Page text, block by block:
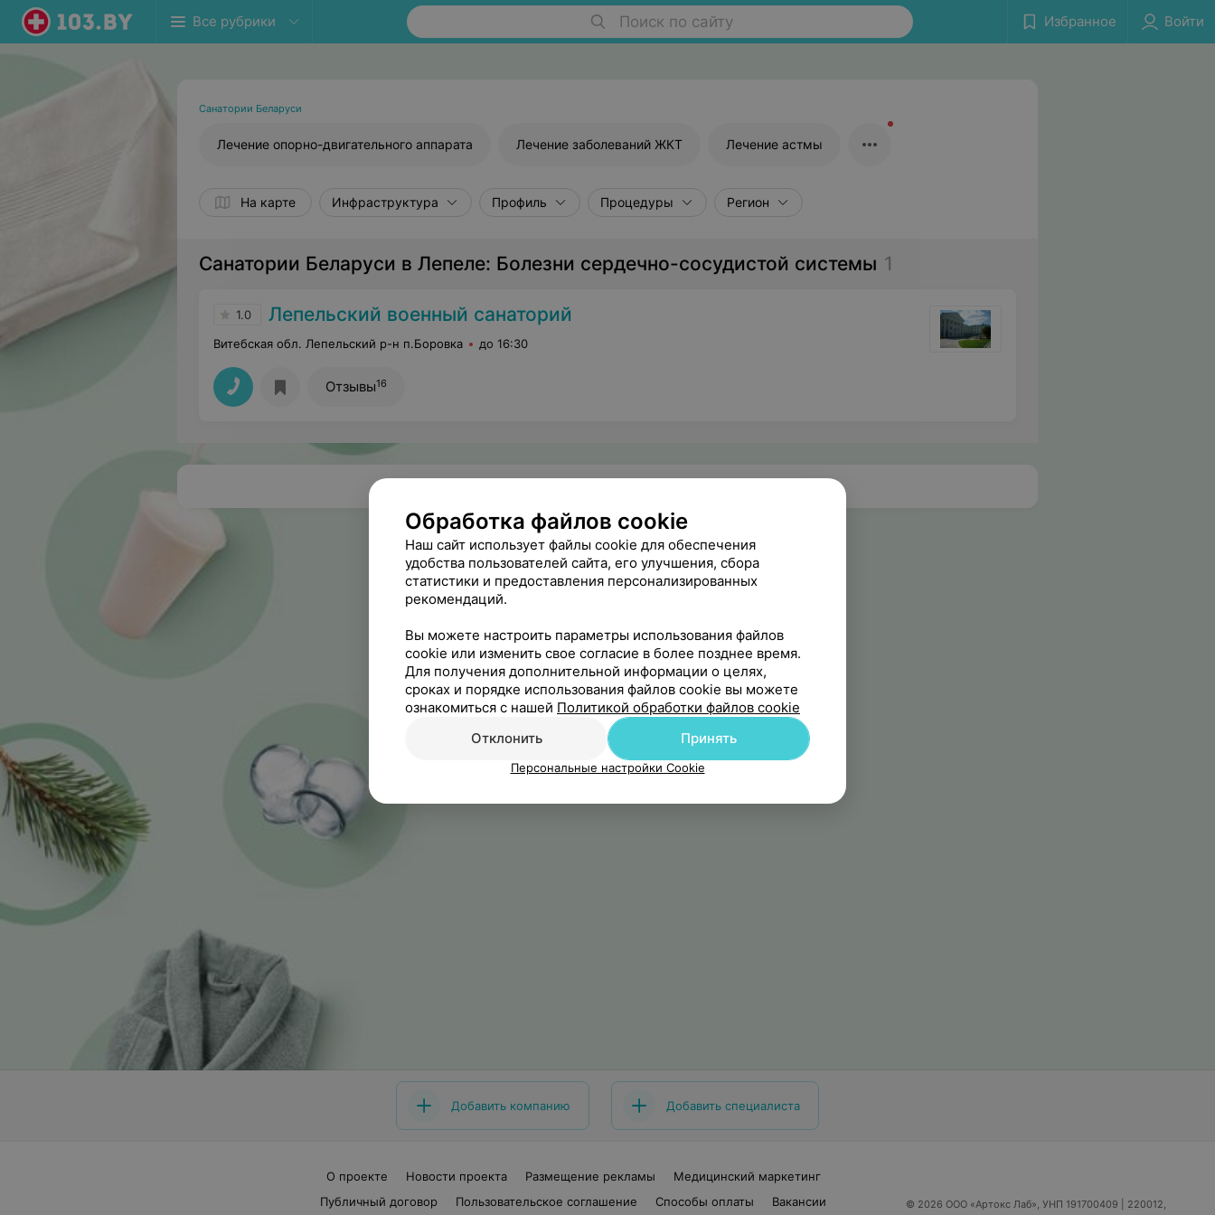
Все рубрики Поиск по сайту Избранное Войти
Санатории Беларуси
Лечение опорно-двигательного аппарата Лечение заболеваний ЖКТ Лечение астмы
На карте Инфраструктура Профиль Процедуры Регион
Санатории Беларуси в Лепеле: Болезни сердечно-сосудистой системы 1
1.0 Лепельский военный cанаторий
Витебская обл. Лепельский р-н п.Боровка до 16:30
Отзывы16
Добавить компанию Добавить специалиста
О проекте Новости проекта Размещение рекламы
Медицинский маркетинг
Публичный договор
Пользовательское соглашение Способы оплаты Вакансии © 2026 ООО «Артокс Лаб», УНП 191700409 | 220012,
Обработка файлов cookie
Наш сайт использует файлы cookie для обеспечения
удобства пользователей сайта, его улучшения, сбора
статистики и предоставления персонализированных
рекомендаций.
Вы можете настроить параметры использования файлов
cookie или изменить свое согласие в более позднее время.
Для получения дополнительной информации о целях,
сроках и порядке использования файлов cookie вы можете
ознакомиться с нашей Политикой обработки файлов cookie
Отклонить
Принять
Персональные настройки Cookie